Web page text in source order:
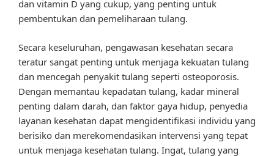
dan vitamin D yang cukup, yang penting untuk
pembentukan dan pemeliharaan tulang.
Secara keseluruhan, pengawasan kesehatan secara
teratur sangat penting untuk menjaga kekuatan tulang
dan mencegah penyakit tulang seperti osteoporosis.
Dengan memantau kepadatan tulang, kadar mineral
penting dalam darah, dan faktor gaya hidup, penyedia
layanan kesehatan dapat mengidentifikasi individu yang
berisiko dan merekomendasikan intervensi yang tepat
untuk menjaga kesehatan tulang. Ingat, tulang yang